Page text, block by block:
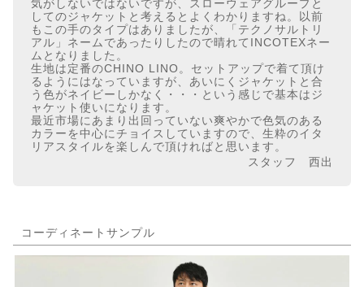
気がしないではないですが、スローウェアグループと
してのジャケットと考えるとよくわかりますね。以前
もこの手のタイプはありましたが、「テクノサルトリ
アル」ネームであったりしたので晴れてINCOTEXネー
ムとなりました。
生地は定番のCHINO LINO。セットアップで着て頂け
るようにはなっていますが、あいにくジャケットと合
う色がネイビーしかなく・・・という感じで基本はジ
ャケット使いになります。
最近市場にあまり出回っていない爽やかで色気のある
カラーを中心にチョイスしていますので、生粋のイタ
リアスタイルを楽しんで頂ければと思います。
スタッフ 西出
コーディネートサンプル